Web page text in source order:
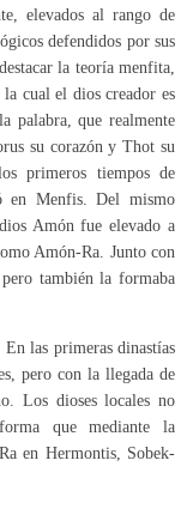
elevados al rango de
defendidos por sus
la teoría menfita,
la cual el dios creador es
palabra, que realmente
su corazón y Thot su
primeros tiempos de
en Menfis. Del mismo
Amón fue elevado a
Amón-Ra. Junto con
también la formaba
las primeras dinastías
pero con la llegada de
Los dioses locales no
que mediante la
en Hermontis, Sobek-